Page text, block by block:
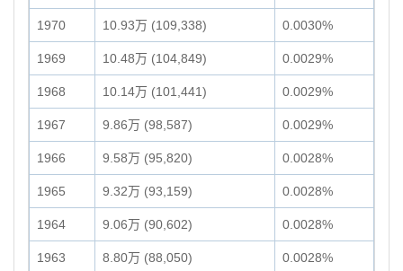
1970 10.93万 (109,338) 0.0030%
1969 10.48万 (104,849) 0.0029%
1968 10.14万 (101,441) 0.0029%
1967 9.86万 (98,587) 0.0029%
1966 9.58万 (95,820) 0.0028%
1965 9.32万 (93,159) 0.0028%
1964 9.06万 (90,602) 0.0028%
1963 8.80万 (88,050) 0.0028%